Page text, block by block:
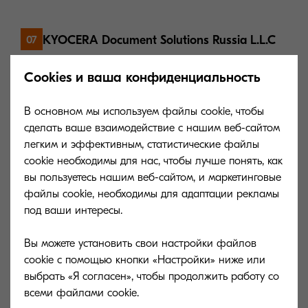
07 KYOCERA Document Solutions Russia L.L.C
Russia Tel: +7-495-741-0004 Fax: +7-495-741-0018
08 KYOCERA Document Solutions Espana S.A.
Edificio Kyocera, Avda. de Manacor No.2, 28290 Las
Matas (Madrid), Spain Tel: +34-91-6318-392 Fax:
+34-91-6318-219
09 KYOCERA Document Solutions Europe B.V. -
Swiss
Branch Office Hohlstrasse 614 8048 CH
Zürich,Switzerland Tel: +41-44-908-4949 Fax: +41-
Cookies и ваша конфиденциальность
В основном мы используем файлы cookie, чтобы
сделать ваше взаимодействие с нашим веб-сайтом
легким и эффективным, статистические файлы
cookie необходимы для нас, чтобы лучше понять, как
вы пользуетесь нашим веб-сайтом, и маркетинговые
файлы cookie, необходимы для адаптации рекламы
под ваши интересы.
Вы можете установить свои настройки файлов
cookie с помощью кнопки «Настройки» ниже или
выбрать «Я согласен», чтобы продолжить работу со